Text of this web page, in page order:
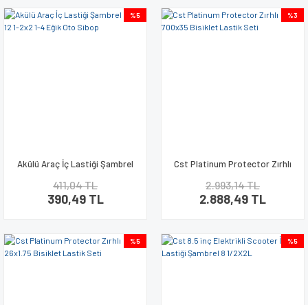
%5
Akülü Araç İç Lastiği Şambrel
411,04 TL
390,49 TL
%3
Cst Platinum Protector Zırhlı
2.993,14 TL
2.888,49 TL
%5 %5